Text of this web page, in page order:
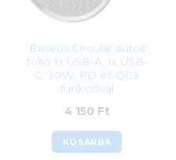
Baseus Circular autós
töltő 1x USB-A, 1x USB-
C, 30W, PD és QC3
funkcióval
4 150 Ft
KOSÁRBA